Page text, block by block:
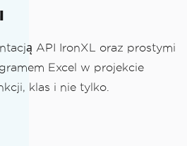
API IronXL oraz prostymi
Excel w projekcie
klas i nie tylko.